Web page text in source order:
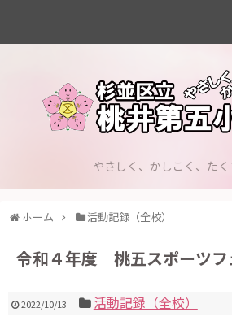
やさしく、かしこく、たく
ホーム 活動記録（全校）
令和４年度 桃五スポーツフ
2022/10/13 活動記録（全校）